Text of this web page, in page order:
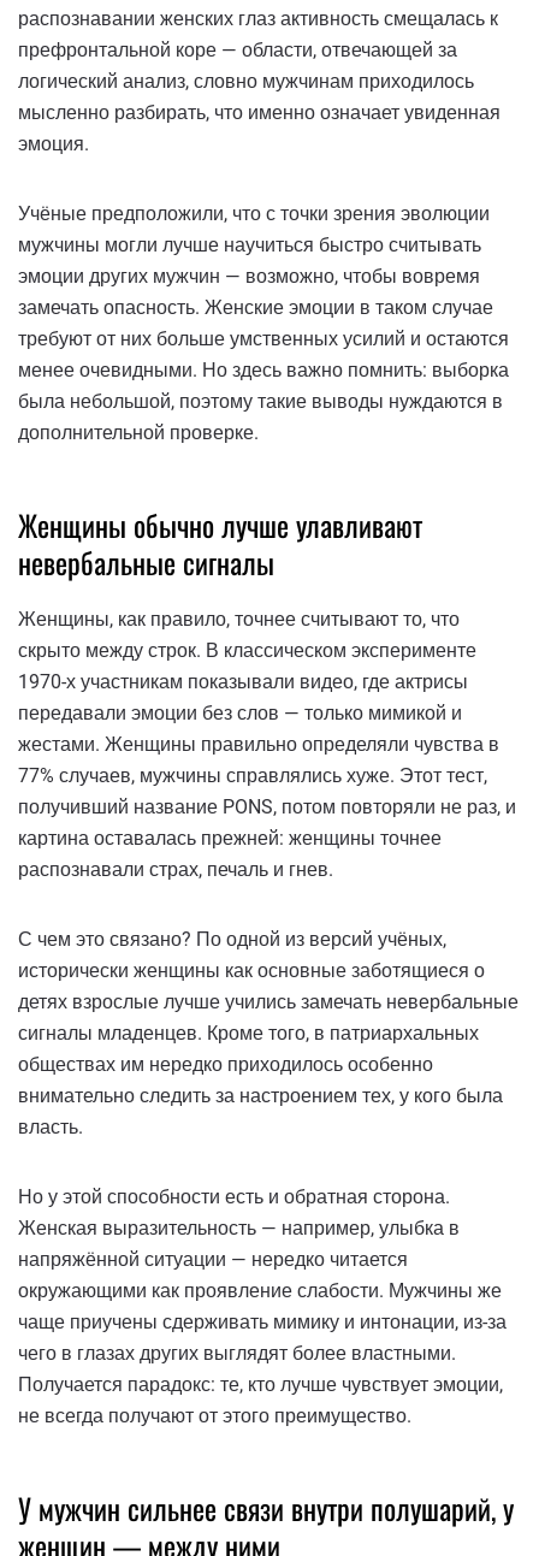
распознавании женских глаз активность смещалась к
префронтальной коре — области, отвечающей за
логический анализ, словно мужчинам приходилось
мысленно разбирать, что именно означает увиденная
эмоция.
Учёные предположили, что с точки зрения эволюции
мужчины могли лучше научиться быстро считывать
эмоции других мужчин — возможно, чтобы вовремя
замечать опасность. Женские эмоции в таком случае
требуют от них больше умственных усилий и остаются
менее очевидными. Но здесь важно помнить: выборка
была небольшой, поэтому такие выводы нуждаются в
дополнительной проверке.
Женщины обычно лучше улавливают
невербальные сигналы
Женщины, как правило, точнее считывают то, что
скрыто между строк. В классическом эксперименте
1970-х участникам показывали видео, где актрисы
передавали эмоции без слов — только мимикой и
жестами. Женщины правильно определяли чувства в
77% случаев, мужчины справлялись хуже. Этот тест,
получивший название PONS, потом повторяли не раз, и
картина оставалась прежней: женщины точнее
распознавали страх, печаль и гнев.
С чем это связано? По одной из версий учёных,
исторически женщины как основные заботящиеся о
детях взрослые лучше учились замечать невербальные
сигналы младенцев. Кроме того, в патриархальных
обществах им нередко приходилось особенно
внимательно следить за настроением тех, у кого была
власть.
Но у этой способности есть и обратная сторона.
Женская выразительность — например, улыбка в
напряжённой ситуации — нередко читается
окружающими как проявление слабости. Мужчины же
чаще приучены сдерживать мимику и интонации, из-за
чего в глазах других выглядят более властными.
Получается парадокс: те, кто лучше чувствует эмоции,
не всегда получают от этого преимущество.
У мужчин сильнее связи внутри полушарий, у
женщин — между ними